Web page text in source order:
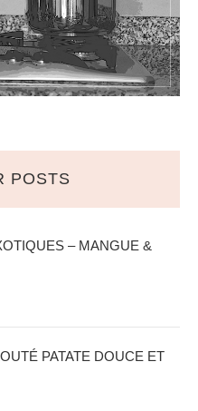
POSTS
– MANGUE &
PATATE DOUCE ET